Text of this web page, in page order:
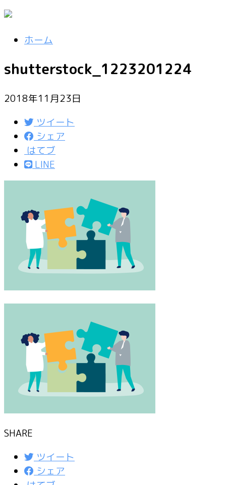
ホーム
shutterstock_1223201224
2018年11月23日
ツイート
シェア
はてブ
LINE
SHARE
ツイート
シェア